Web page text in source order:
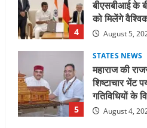
5
STATES NEWS
महाराज की
शिष्टाचार भेंट
गतिविधियों के
August 4,
जिलाधिकारी/
सहसपुर